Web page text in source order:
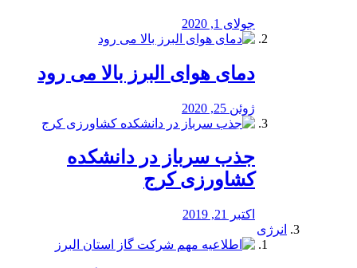
جولای 1, 2020
دمای هوای البرز بالا می رود
ژوئن 25, 2020
جذب سرباز در دانشکده
کشاورزی کرج
اکتبر 21, 2019
انرژی